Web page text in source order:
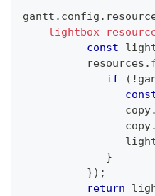
gantt . config .
const
          resources
.
if
( !
                copy
.
                copy
.
}
}) ;
return